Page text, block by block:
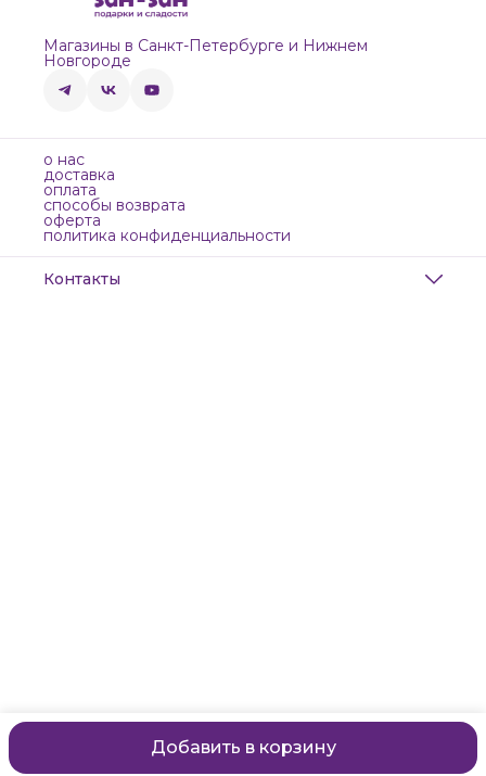
Добавить в корзину
Магазины в Санкт-Петербурге и Нижнем
Новгороде
о нас
доставка
оплата
способы возврата
оферта
политика конфиденциальности
Контакты